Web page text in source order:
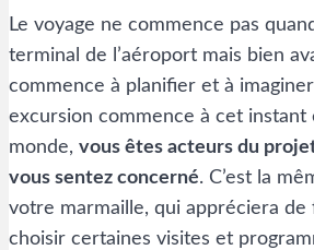
Le voyage ne commence pas
terminal de l’aéroport mais bien
commence à planifier et à
excursion commence à cet instant
monde, vous êtes acteurs du
vous sentez concerné. C’est la
votre marmaille, qui appréciera de
choisir certaines visites et